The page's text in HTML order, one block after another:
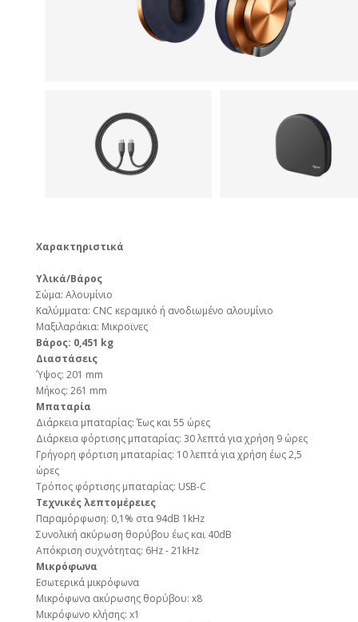
Χαρακτηριστικά
Υλικά/Βάρος
Σώμα: Αλουμίνιο
Καλύμματα: CNC κεραμικό ή ανοδιωμένο αλουμίνιο
Μαξιλαράκια: Μικροϊνες
Βάρος: 0,451 kg
Διαστάσεις
Ύψος: 201 mm
Μήκος: 261 mm
Μπαταρία
Διάρκεια μπαταρίας: Έως και 55 ώρες
Διάρκεια φόρτισης μπαταρίας: 30 λεπτά για χρήση 9 ώρες
Γρήγορη φόρτιση μπαταρίας: 10 λεπτά για χρήση έως 2,5
ώρες
Τρόπος φόρτισης μπαταρίας: USB-C
Τεχνικές λεπτομέρειες
Παραμόρφωση: 0,1% στα 94dB 1kHz
Συνολική ακύρωση θορύβου έως και 40dB
Απόκριση συχνότητας: 6Hz - 21kHz
Μικρόφωνα
Εσωτερικά μικρόφωνα
Μικρόφωνα ακύρωσης θορύβου: x8
Μικρόφωνο κλήσης: x1